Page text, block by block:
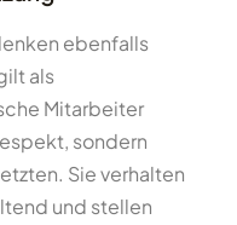
ebenfalls
als
Mitarbeiter
sondern
Sie verhalten
und stellen